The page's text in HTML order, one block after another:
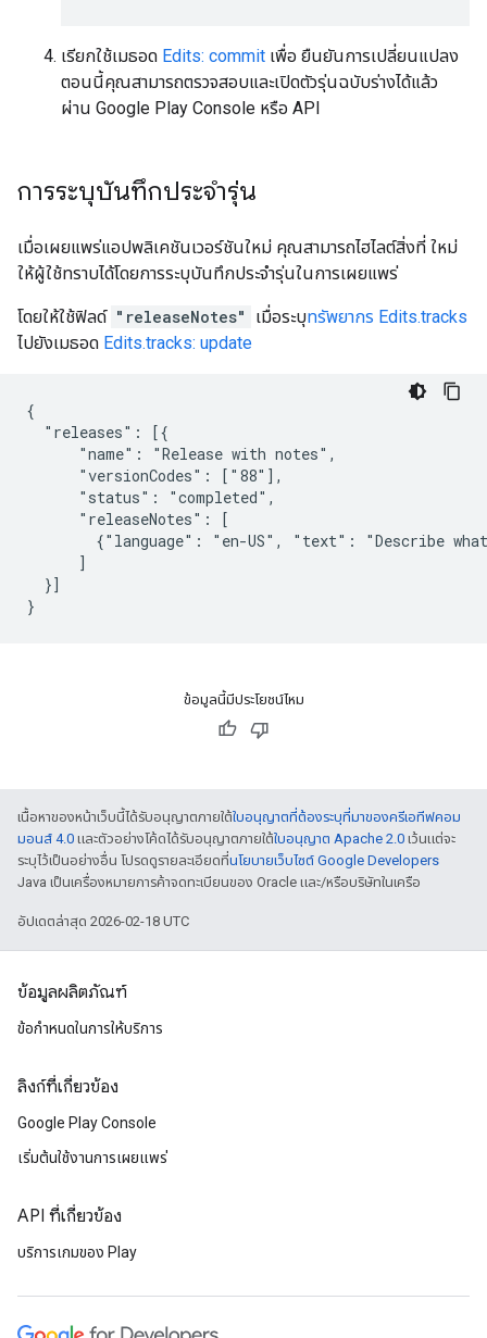
เรียกใช้เมธอด Edits: commit เพื่อ ยืนยันการเปลี่ยนแปลง
ตอนนี้คุณสามารถตรวจสอบและเปิดตัวรุ่นฉบับร่างได้แล้ว
ผ่าน Google Play Console หรือ API
การระบุบันทึกประจำรุ่น
เมื่อเผยแพร่แอปพลิเคชันเวอร์ชันใหม่ คุณสามารถไฮไลต์สิ่งที่ ใหม่
ให้ผู้ใช้ทราบได้โดยการระบุบันทึกประจำรุ่นในการเผยแพร่
โดยให้ใช้ฟิลด์ "releaseNotes" เมื่อระบุทรัพยากร Edits.tracks
ไปยังเมธอด Edits.tracks: update
{
  "releases": [{
      "name": "Release with notes",
      "versionCodes": ["88"],
      "status": "completed",
      "releaseNotes": [
{"language": "en-US", "text": "Describe
      ]
  }]
}
ข้อมูลนี้มีประโยชน์ไหม
เนื้อหาของหน้าเว็บนี้ได้รับอนุญาตภายใต้ใบอนุญาตที่ต้องระบุที่มาของครีเอทีฟคอม
มอนส์ 4.0 และตัวอย่างโค้ดได้รับอนุญาตภายใต้ใบอนุญาต Apache 2.0 เว้นแต่จะ
ระบุไว้เป็นอย่างอื่น โปรดดูรายละเอียดที่นโยบายเว็บไซต์ Google Developers
Java เป็นเครื่องหมายการค้าจดทะเบียนของ Oracle และ/หรือบริษัทในเครือ
อัปเดตล่าสุด 2026-02-18 UTC
ข้อมูลผลิตภัณฑ์
ข้อกำหนดในการให้บริการ
ลิงก์ที่เกี่ยวข้อง
Google Play Console
เริ่มต้นใช้งานการเผยแพร่
API ที่เกี่ยวข้อง
บริการเกมของ Play